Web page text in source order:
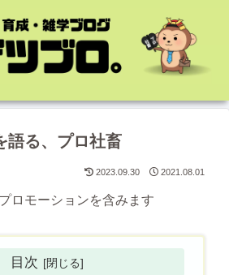
語る、プロ社畜
2023.09.30 2021.08.01
ロモーションを含みます
目次